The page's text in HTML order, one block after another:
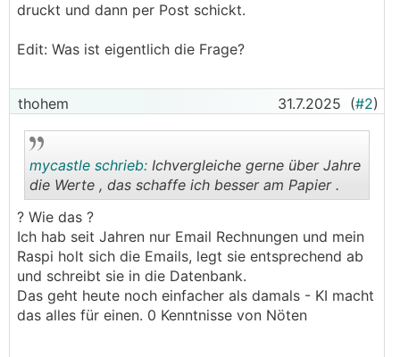
druckt und dann per Post schickt.
Edit: Was ist eigentlich die Frage?
thohem 31.7.2025 (#2)
..
mycastle schrieb: Ichvergleiche gerne über Jahre
die Werte , das schaffe ich besser am Papier .
? Wie das ?
Ich hab seit Jahren nur Email Rechnungen und mein
Raspi holt sich die Emails, legt sie entsprechend ab
und schreibt sie in die Datenbank.
Das geht heute noch einfacher als damals - KI macht
das alles für einen. 0 Kenntnisse von Nöten